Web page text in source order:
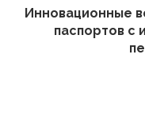
Инновационные
паспортов с